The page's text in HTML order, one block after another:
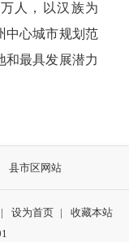
人，以汉族为
中心城市规划范
和最具发展潜力
县市区网站
| 设为首页 |
收藏本站